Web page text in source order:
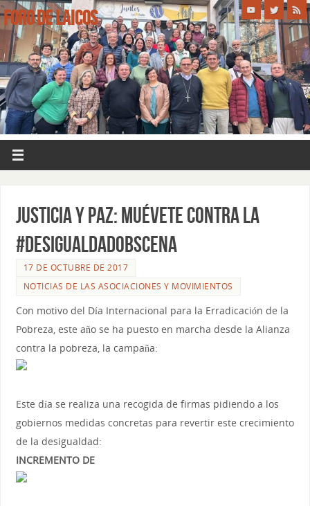
FORO DE LAICOS
JUSTICIA Y PAZ: Muévete contra la
#desigualdadobscena
17 DE OCTUBRE DE 2017
NOTICIAS DE LAS ASOCIACIONES Y MOVIMIENTOS
Con motivo del Día Internacional para la Erradicación de la
Pobreza, este año se ha puesto en marcha desde la Alianza
contra la pobreza, la campaña:
Este día se realiza una recogida de firmas pidiendo a los
gobiernos medidas concretas para revertir este crecimiento
de la desigualdad:
INCREMENTO DE